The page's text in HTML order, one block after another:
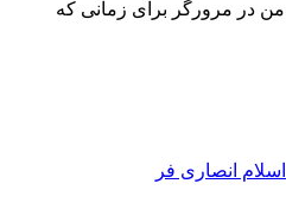
من در مرورگر برای زمانی که